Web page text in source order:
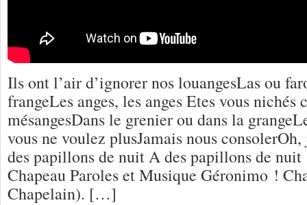
Ils ont l’air d’ignorer nos louangesLas ou
frangeLes anges, les anges Etes vous nichés
mésangesDans le grenier ou dans la
vous ne voulez plusJamais nous
des papillons de nuit A des papillons de
Chapeau Paroles et Musique Géronimo !
Chapelain). […]